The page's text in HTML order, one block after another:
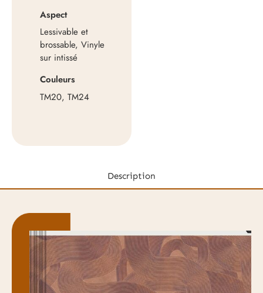
Aspect
Lessivable et
brossable, Vinyle
sur intissé
Couleurs
TM20, TM24
Description